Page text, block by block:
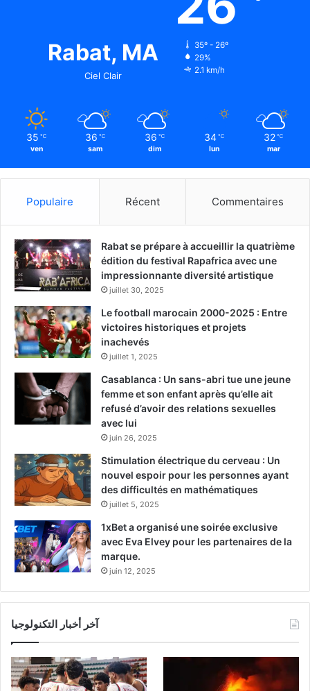
Rabat, MA
Ciel Clair
35º - 26º
29%
2.1 km/h
35 ℃
ven
36 ℃
sam
36 ℃
dim
34 ℃
lun
32 ℃
mar
Populaire Récent Commentaires
Rabat se prépare à accueillir la quatrième
édition du festival Rapafrica avec une
impressionnante diversité artistique
juillet 30, 2025
Le football marocain 2000-2025 : Entre
victoires historiques et projets
inachevés
juillet 1, 2025
Casablanca : Un sans-abri tue une jeune
femme et son enfant après qu’elle ait
refusé d’avoir des relations sexuelles
avec lui
juin 26, 2025
Stimulation électrique du cerveau : Un
nouvel espoir pour les personnes ayant
des difficultés en mathématiques
juillet 5, 2025
1xBet a organisé une soirée exclusive
avec Eva Elvey pour les partenaires de la
marque.
juin 12, 2025
آخر أخبار التكنولوجيا